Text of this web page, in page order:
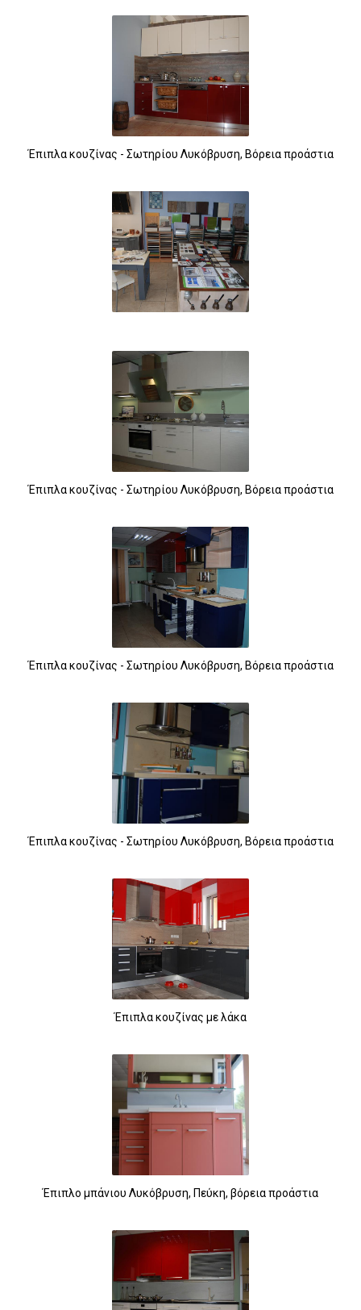
Έπιπλα κουζίνας - Σωτηρίου Λυκόβρυση, Βόρεια προάστια
Έπιπλα κουζίνας - Σωτηρίου Λυκόβρυση, Βόρεια προάστια
Έπιπλα κουζίνας - Σωτηρίου Λυκόβρυση, Βόρεια προάστια
Έπιπλα κουζίνας - Σωτηρίου Λυκόβρυση, Βόρεια προάστια
Έπιπλα κουζίνας με λάκα
Έπιπλο μπάνιου Λυκόβρυση, Πεύκη, βόρεια προάστια